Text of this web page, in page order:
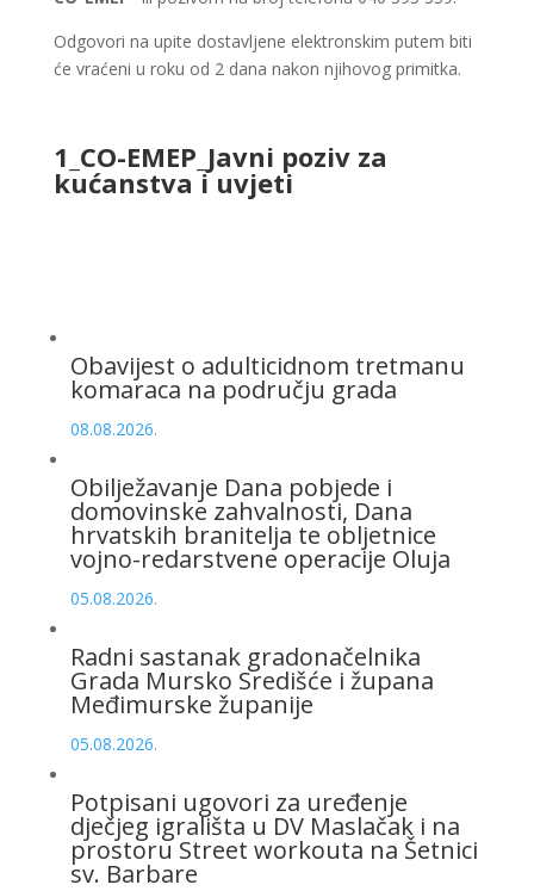
Odgovori na upite dostavljene elektronskim putem biti
će vraćeni u roku od 2 dana nakon njihovog primitka.
1_CO-EMEP_Javni poziv za
kućanstva i uvjeti
Obavijest o adulticidnom tretmanu
komaraca na području grada
08.08.2026.
Obilježavanje Dana pobjede i
domovinske zahvalnosti, Dana
hrvatskih branitelja te obljetnice
vojno-redarstvene operacije Oluja
05.08.2026.
Radni sastanak gradonačelnika
Grada Mursko Središće i župana
Međimurske županije
05.08.2026.
Potpisani ugovori za uređenje
dječjeg igrališta u DV Maslačak i na
prostoru Street workouta na Šetnici
sv. Barbare